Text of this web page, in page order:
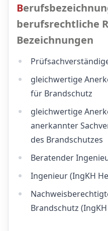
Berufsbezeichnung und
berufsrechtliche
Bezeichnungen
gleichwertige
für Brandschutz
gleichwertige
anerkannter
des Brandschutzes
Beratender
Ingenieur (IngKH
Brandschutz